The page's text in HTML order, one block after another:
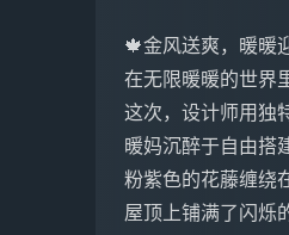
🍁金风送爽，暖
在无限暖暖的世界
这次，设计师用独
暖妈沉醉于自由搭
粉紫色的花藤缠绕
屋顶上铺满了闪烁